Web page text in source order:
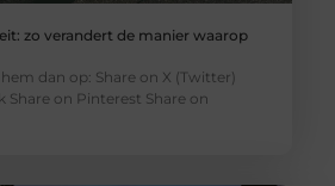
zo verandert de manier waarop
dan op: Share on X (Twitter)
Share on Pinterest Share on